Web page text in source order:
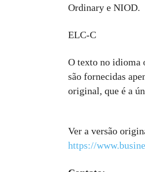
Ordinary e NIOD.
ELC-C
O texto no idioma
são fornecidas
original, que é a
Ver a versão
https://